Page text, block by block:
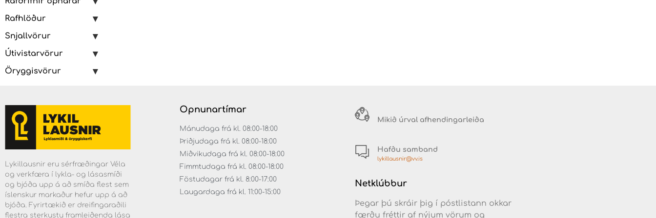
Rafhlöður
Snjallvörur
Útivistarvörur
Öryggisvörur
Lykillausnir eru sérfræðingar Véla
og verkfæra í lykla- og lásasmíði
og bjóða upp á að smíða flest sem
íslenskur markaður hefur upp á að
bjóða. Fyrirtækið er dreifingaraðili
flestra sterkustu framleiðenda lása
Opnunartímar
Mánudaga frá kl. 08:00-18:00
Þriðjudaga frá kl. 08:00-18:00
Miðvikudaga frá kl. 08:00-18:00
Fimmtudaga frá kl. 08:00-18:00
Föstudagar frá kl. 8:00-17:00
Laugardaga frá kl. 11:00-15:00
Mikið úrval afhendingarleiða
Hafðu samband
lykillausnir@vv.is
Netklúbbur
Þegar þú skráir þig í póstlistann okkar
færðu fréttir af nýjum vörum og